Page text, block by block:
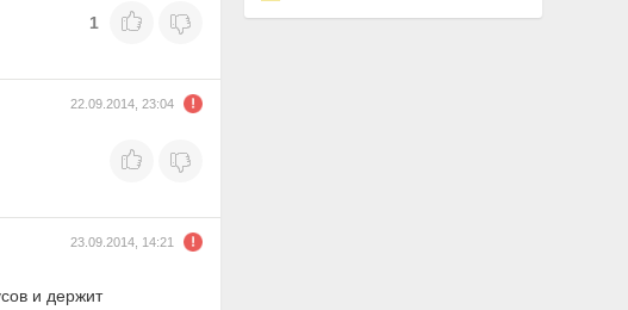
1
22.09.2014, 23:04
23.09.2014, 14:21
и держит